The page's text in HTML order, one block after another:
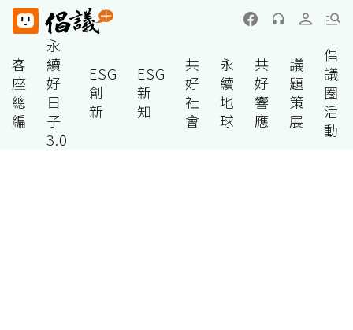
客
座
總
編
永
續
好
日
子
3.0
ESG
創
新
ESG
新
知
共
好
社
會
永
續
地
球
共
好
響
應
議
題
策
展
倡
議
圈
活
動